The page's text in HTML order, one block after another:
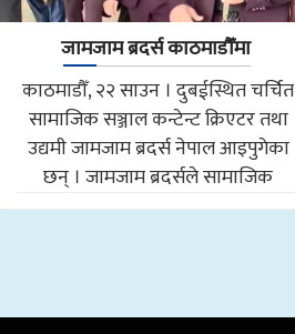
जामजाम ब्रदर्स काठमाडौँमा
काठमाडौँ, २२ साउन । दुबईस्थित चर्चित
सामाजिक सञ्जाल कन्टेन्ट क्रिएटर तथा
उद्यमी जामजाम ब्रदर्स नेपाल आइपुगेका
छन् । जामजाम ब्रदर्सले सामाजिक